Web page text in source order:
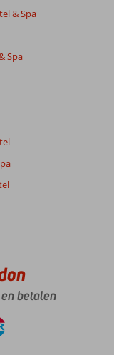
& Spa
Spa
betalen